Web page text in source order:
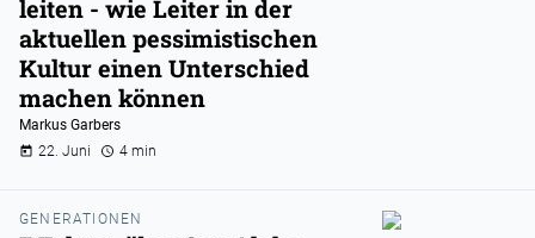
leiten - wie Leiter in der
aktuellen pessimistischen
Kultur einen Unterschied
machen können
Markus Garbers
22. Juni
4 min
GENERATIONEN